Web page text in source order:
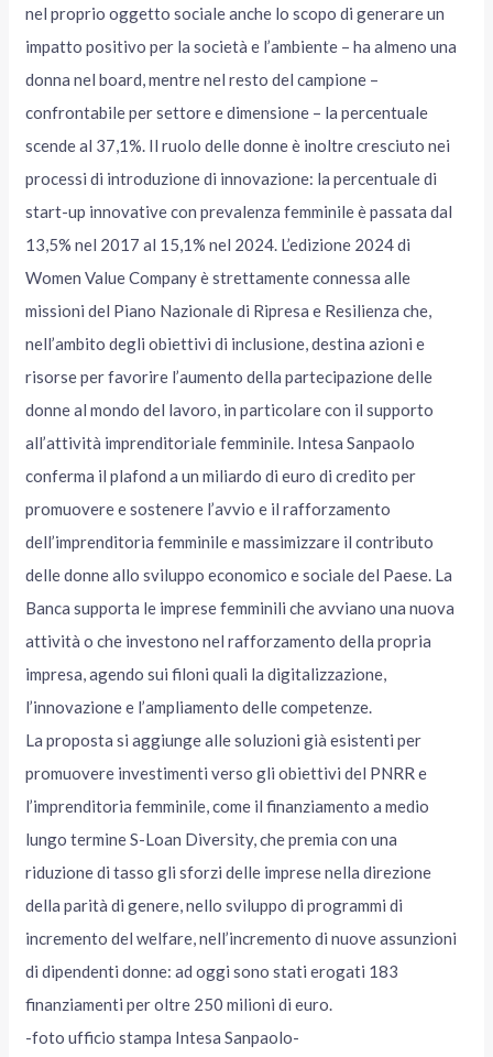
nel proprio oggetto sociale anche lo scopo di generare un
impatto positivo per la società e l’ambiente – ha almeno una
donna nel board, mentre nel resto del campione –
confrontabile per settore e dimensione – la percentuale
scende al 37,1%. Il ruolo delle donne è inoltre cresciuto nei
processi di introduzione di innovazione: la percentuale di
start-up innovative con prevalenza femminile è passata dal
13,5% nel 2017 al 15,1% nel 2024. L’edizione 2024 di
Women Value Company è strettamente connessa alle
missioni del Piano Nazionale di Ripresa e Resilienza che,
nell’ambito degli obiettivi di inclusione, destina azioni e
risorse per favorire l’aumento della partecipazione delle
donne al mondo del lavoro, in particolare con il supporto
all’attività imprenditoriale femminile. Intesa Sanpaolo
conferma il plafond a un miliardo di euro di credito per
promuovere e sostenere l’avvio e il rafforzamento
dell’imprenditoria femminile e massimizzare il contributo
delle donne allo sviluppo economico e sociale del Paese. La
Banca supporta le imprese femminili che avviano una nuova
attività o che investono nel rafforzamento della propria
impresa, agendo sui filoni quali la digitalizzazione,
l’innovazione e l’ampliamento delle competenze.
La proposta si aggiunge alle soluzioni già esistenti per
promuovere investimenti verso gli obiettivi del PNRR e
l’imprenditoria femminile, come il finanziamento a medio
lungo termine S-Loan Diversity, che premia con una
riduzione di tasso gli sforzi delle imprese nella direzione
della parità di genere, nello sviluppo di programmi di
incremento del welfare, nell’incremento di nuove assunzioni
di dipendenti donne: ad oggi sono stati erogati 183
finanziamenti per oltre 250 milioni di euro.
-foto ufficio stampa Intesa Sanpaolo-